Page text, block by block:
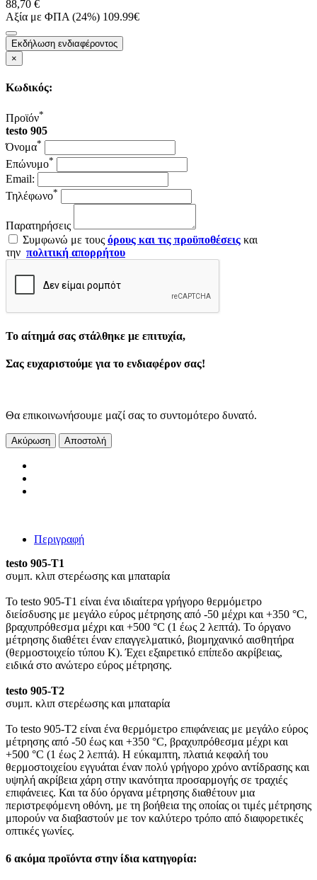
88,70 €
Αξία με ΦΠΑ (24%) 109.99€
Εκδήλωση ενδιαφέροντος
×
Κωδικός:
Προϊόν*
testo 905
Όνομα*
Επώνυμο*
Email:
Τηλέφωνο*
Παρατηρήσεις
Συμφωνώ με τους όρους και τις προϋποθέσεις και
την πολιτική απορρήτου
Το αίτημά σας στάλθηκε με επιτυχία,
Σας ευχαριστούμε για το ενδιαφέρον σας!
Θα επικοινωνήσουμε μαζί σας το συντομότερο δυνατό.
Ακύρωση Αποστολή
Περιγραφή
testo 905-T1
συμπ. κλιπ στερέωσης και μπαταρία
To testo 905-T1 είναι ένα ιδιαίτερα γρήγορο θερμόμετρο
διείσδυσης με μεγάλο εύρος μέτρησης από -50 μέχρι και +350 °C,
βραχυπρόθεσμα μέχρι και +500 °C (1 έως 2 λεπτά). Το όργανο
μέτρησης διαθέτει έναν επαγγελματικό, βιομηχανικό αισθητήρα
(θερμοστοιχείο τύπου K). Έχει εξαιρετικό επίπεδο ακρίβειας,
ειδικά στο ανώτερο εύρος μέτρησης.
testo 905-T2
συμπ. κλιπ στερέωσης και μπαταρία
Το testo 905-T2 είναι ένα θερμόμετρο επιφάνειας με μεγάλο εύρος
μέτρησης από -50 έως και +350 °C, βραχυπρόθεσμα μέχρι και
+500 °C (1 έως 2 λεπτά). Η εύκαμπτη, πλατιά κεφαλή του
θερμοστοιχείου εγγυάται έναν πολύ γρήγορο χρόνο αντίδρασης και
υψηλή ακρίβεια χάρη στην ικανότητα προσαρμογής σε τραχιές
επιφάνειες. Και τα δύο όργανα μέτρησης διαθέτουν μια
περιστρεφόμενη οθόνη, με τη βοήθεια της οποίας οι τιμές μέτρησης
μπορούν να διαβαστούν με τον καλύτερο τρόπο από διαφορετικές
οπτικές γωνίες.
6 ακόμα προϊόντα στην ίδια κατηγορία: